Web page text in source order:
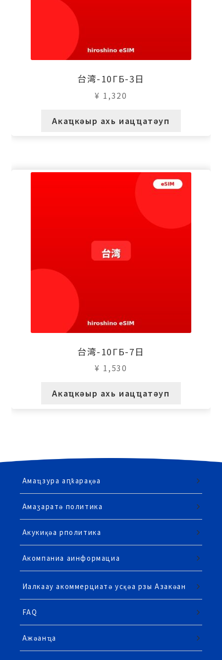
台湾-10ГБ-3日
¥ 1,320
Акаҵкәыр ахь иацҵатәуп
台湾-10ГБ-7日
¥ 1,530
Акаҵкәыр ахь иацҵатәуп
Амаҵзура аԥҟарақәа
Амаӡаратә политика
Акукиқәа рполитика
Акомпаниа аинформациа
Иалкаау акоммерциатә усқәа рзы Азакәан
FAQ
Ажәанҵа